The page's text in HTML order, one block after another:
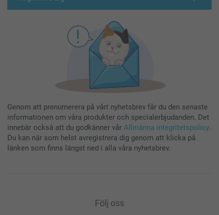
Genom att prenumerera på vårt nyhetsbrev får du den senaste
informationen om våra produkter och specialerbjudanden. Det
innebär också att du godkänner vår Allmänna integritetspolicy.
Du kan när som helst avregistrera dig genom att klicka på
länken som finns längst ned i alla våra nyhetsbrev.
Följ oss